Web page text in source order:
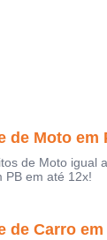
de Moto em
de Moto igual
PB em até 12x!
de Carro em